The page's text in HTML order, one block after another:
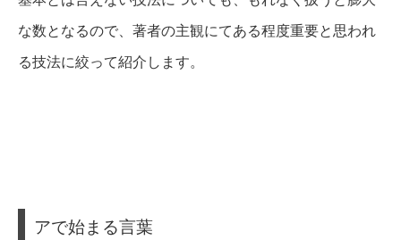
な数となるので、著者の主観にてある程度重要と思われ
る技法に絞って紹介します。
アで始まる言葉